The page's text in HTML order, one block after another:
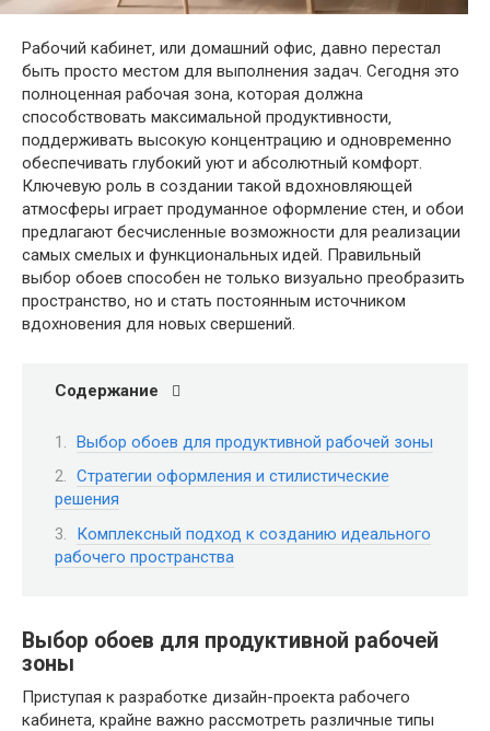
Рабочий кабинет‚ или домашний офис‚ давно перестал
быть просто местом для выполнения задач. Сегодня это
полноценная рабочая зона‚ которая должна
способствовать максимальной продуктивности‚
поддерживать высокую концентрацию и одновременно
обеспечивать глубокий уют и абсолютный комфорт.
Ключевую роль в создании такой вдохновляющей
атмосферы играет продуманное оформление стен‚ и обои
предлагают бесчисленные возможности для реализации
самых смелых и функциональных идей. Правильный
выбор обоев способен не только визуально преобразить
пространство‚ но и стать постоянным источником
вдохновения для новых свершений.
Содержание
Выбор обоев для продуктивной рабочей зоны
Стратегии оформления и стилистические
решения
Комплексный подход к созданию идеального
рабочего пространства
Выбор обоев для продуктивной рабочей
зоны
Приступая к разработке дизайн-проекта рабочего
кабинета‚ крайне важно рассмотреть различные типы